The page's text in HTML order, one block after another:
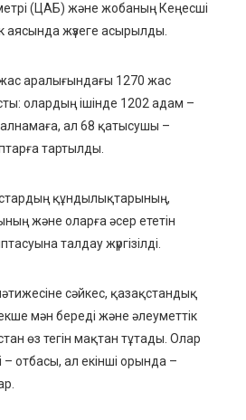
(ЦАБ) және жобаның Кеңесші
аясында жүзеге асырылды.
аралығындағы 1270 жас
олардың ішінде 1202 адам –
ал 68 қатысушы –
тартылды.
құндылықтарының,
және оларға әсер ететін
талдау жүргізілді.
сәйкес, қазақстандық
мән береді және әлеуметтік
өз тегін мақтан тұтады. Олар
– отбасы, ал екінші орында –